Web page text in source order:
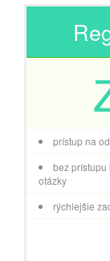
prístup na
bez prístupu
otázky
rýchlejšie